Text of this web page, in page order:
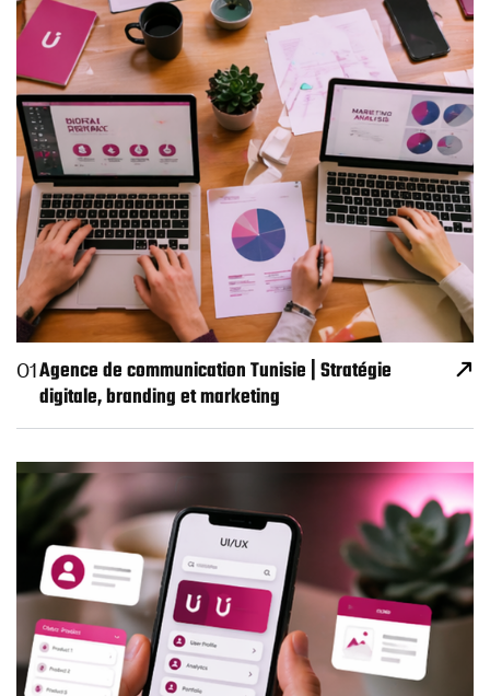
01Agence de communication Tunisie | Stratégie
digitale, branding et marketing